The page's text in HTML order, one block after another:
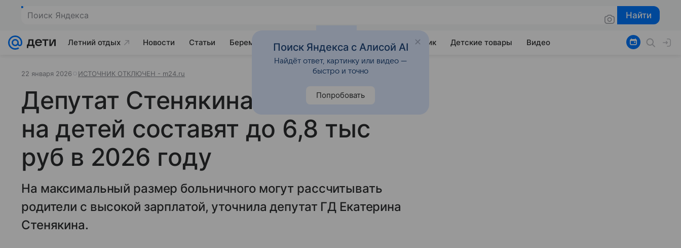
Поиск Яндекса Найти
Найти
Летний отдых Новости Статьи Беременность Развитие Почемучка Учебник Детские товары Видео
22 января 2026 ИСТОЧНИК ОТКЛЮЧЕН - m24.ru
Депутат Стенякина: больничные
на детей составят до 6,8 тыс
руб в 2026 году
На максимальный размер больничного могут рассчитывать
родители с высокой зарплатой, уточнила депутат ГД Екатерина
Стенякина.
Поиск Яндекса с Алисой AI
Найдёт ответ, картинку или видео —
быстро и точно
Попробовать